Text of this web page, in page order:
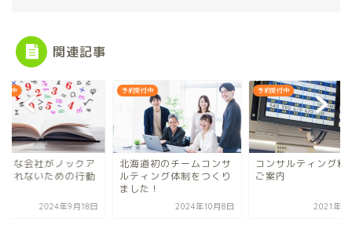
関連記事
付中
さな会社がノックア
されないための行動
2024年9月18日
予約受付中
北海道初のチームコンサ
ルティング体制をつくり
ました！
2024年10月8日
予約受付中
コンサルティング料
ご案内
2021年1